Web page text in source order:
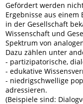
Gefördert werden
Ergebnisse aus
in der Gesellschaft
Wissenschaft und
Spektrum von
Dazu zählen unter
- partizipatorische,
- edukative
- niedrigschwellige
adressieren.
(Beispiele sind: